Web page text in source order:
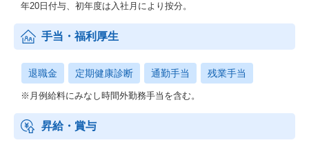
年20日付与、初年度は入社月により按分。
手当・福利厚生
退職金 定期健康診断 通勤手当 残業手当
※月例給料にみなし時間外勤務手当を含む。
昇給・賞与